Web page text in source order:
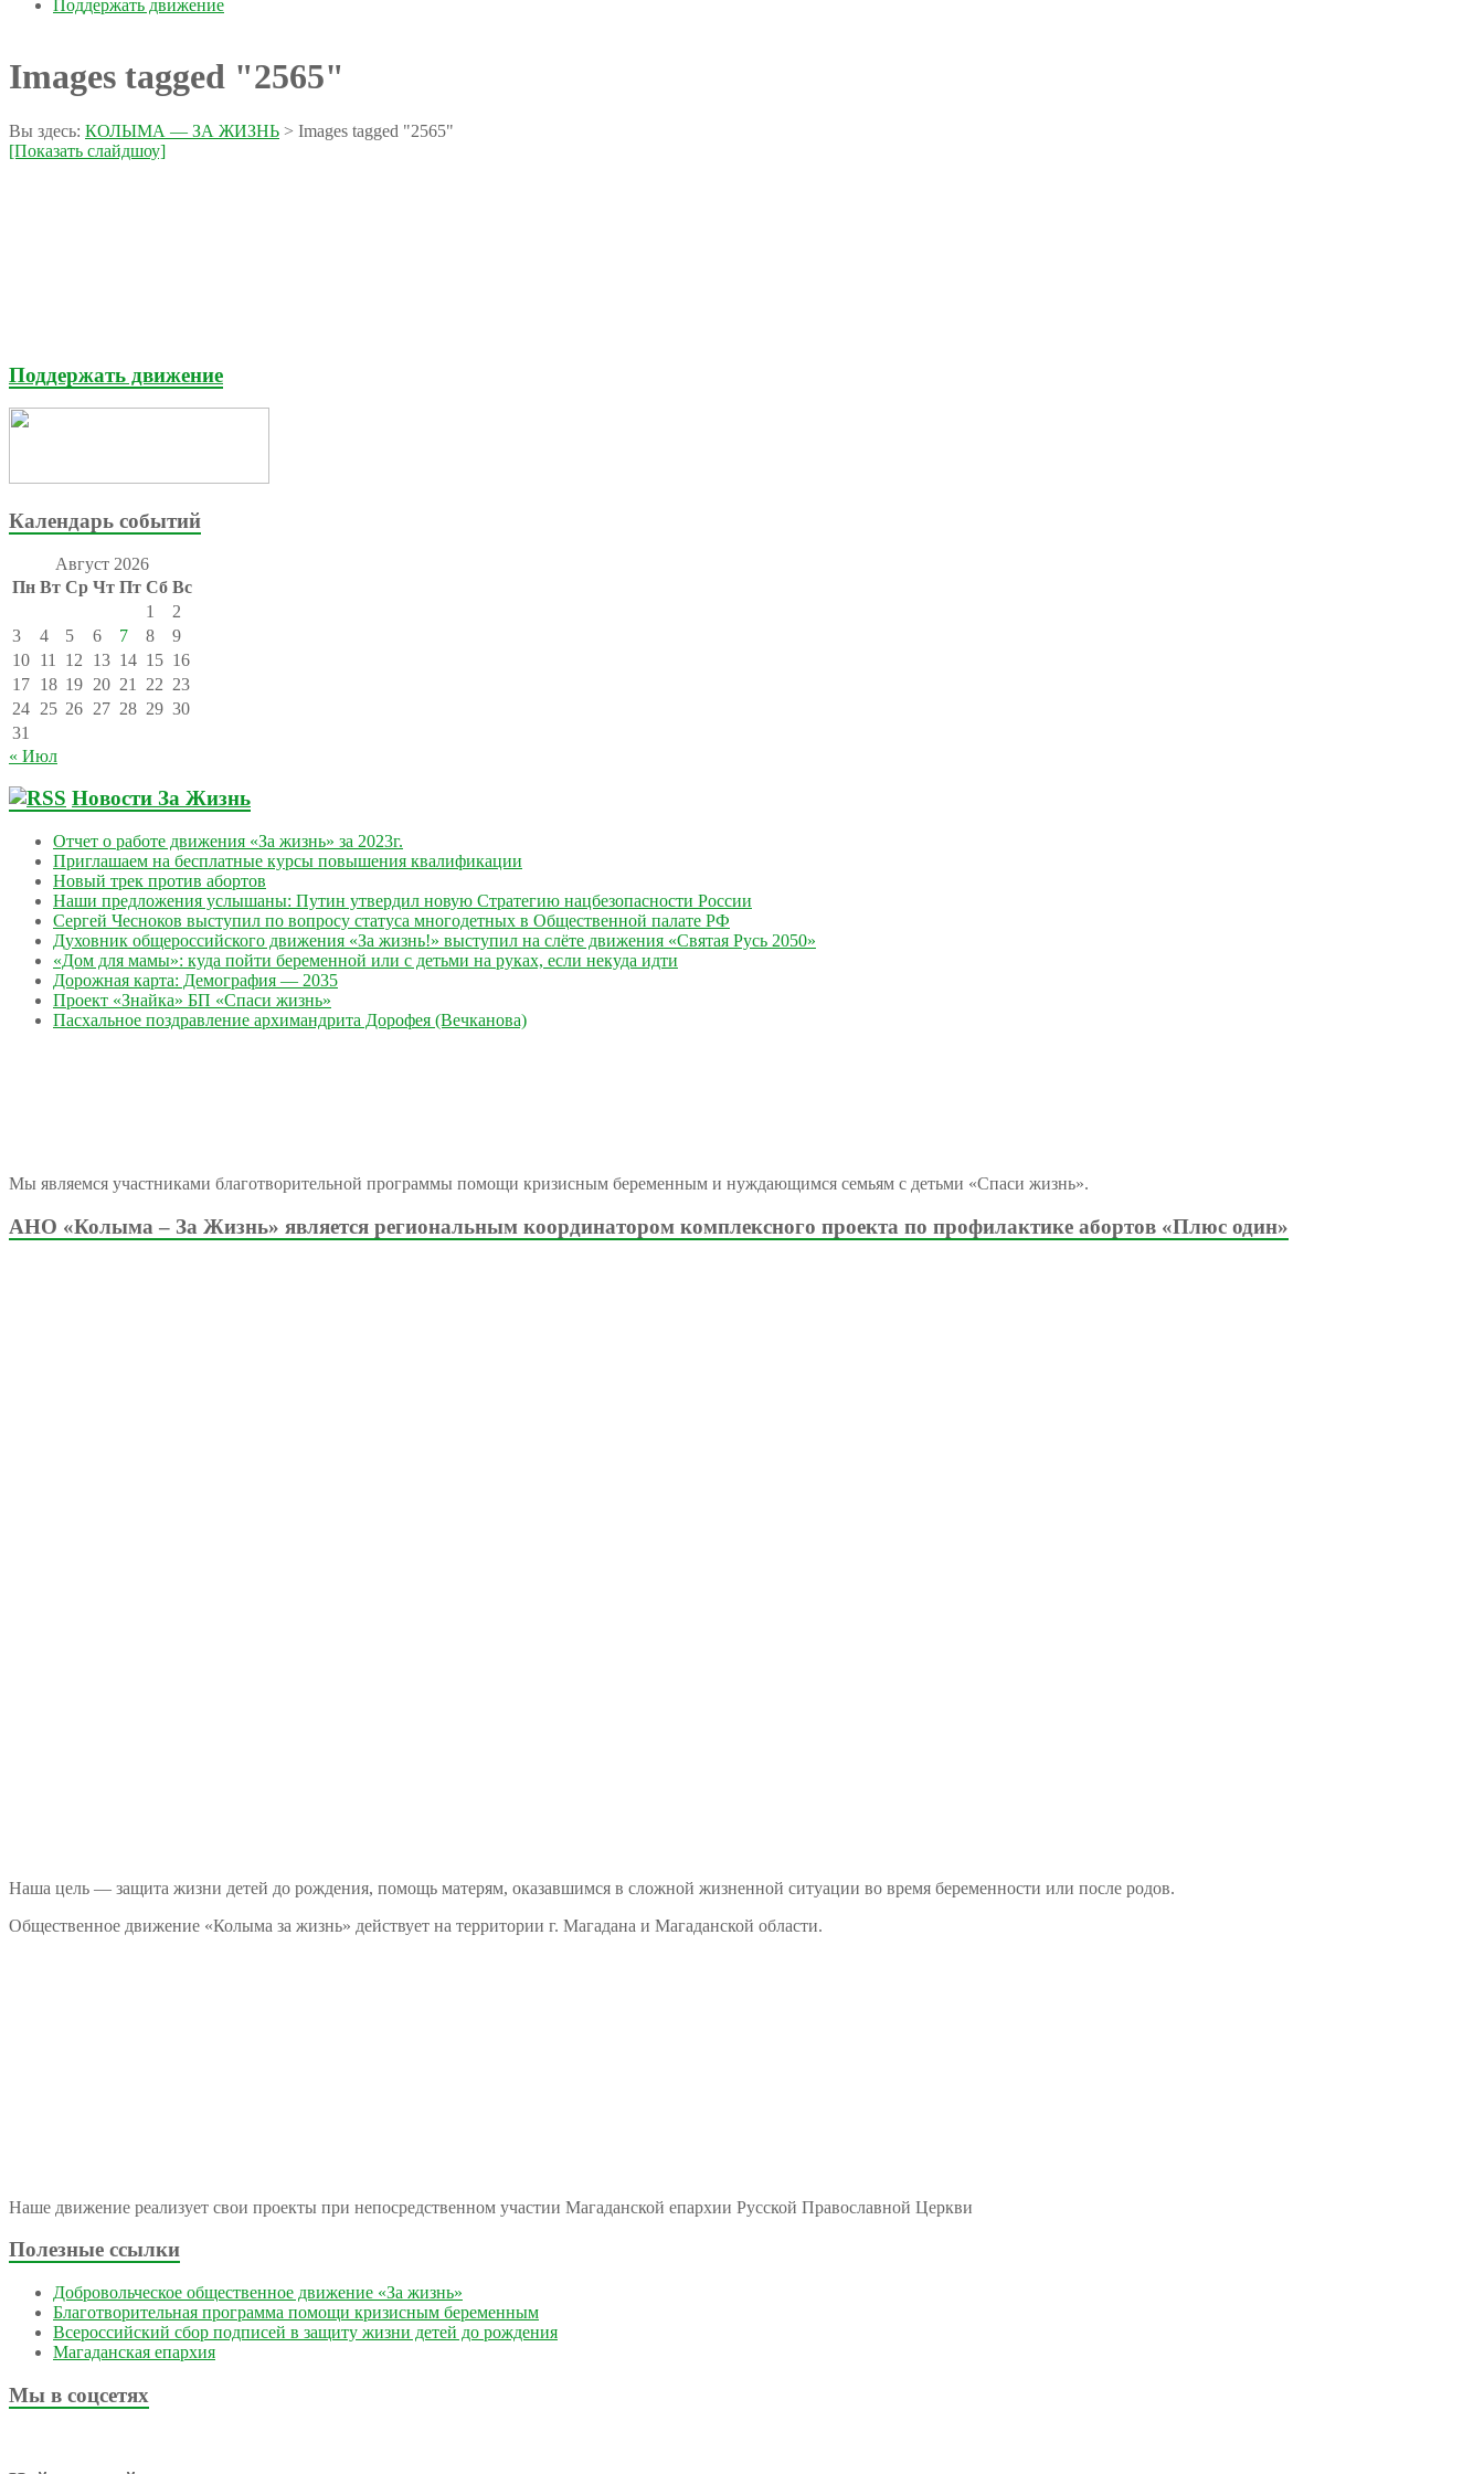
Поддержать движение
Images tagged "2565"
Вы здесь: КОЛЫМА — ЗА ЖИЗНЬ > Images tagged "2565"
[Показать слайдшоу]
Поддержать движение
Календарь событий
Август 2026
Пн Вт Ср Чт Пт Сб Вс
1
2
3
4 5 6 7 8
9
10 11 12 13 14 15 16
17 18 19 20 21 22 23
24 25 26 27 28 29 30
31
« Июл
Новости За Жизнь
Отчет о работе движения «За жизнь» за 2023г.
Приглашаем на бесплатные курсы повышения квалификации
Новый трек против абортов
Наши предложения услышаны: Путин утвердил новую Стратегию нацбезопасности России
Сергей Чесноков выступил по вопросу статуса многодетных в Общественной палате РФ
Духовник общероссийского движения «За жизнь!» выступил на слёте движения «Святая Русь 2050»
«Дом для мамы»: куда пойти беременной или с детьми на руках, если некуда идти
Дорожная карта: Демография — 2035
Проект «Знайка» БП «Спаси жизнь»
Пасхальное поздравление архимандрита Дорофея (Вечканова)
Мы являемся участниками благотворительной программы помощи кризисным беременным и нуждающимся семьям с детьми «Спаси жизнь».
АНО «Колыма – За Жизнь» является региональным координатором комплексного проекта по профилактике абортов «Плюс один»
Наша цель — защита жизни детей до рождения, помощь матерям, оказавшимся в сложной жизненной ситуации во время беременности или после родов.
Общественное движение «Колыма за жизнь» действует на территории г. Магадана и Магаданской области.
Наше движение реализует свои проекты при непосредственном участии Магаданской епархии Русской Православной Церкви
Полезные ссылки
Добровольческое общественное движение «За жизнь»
Благотворительная программа помощи кризисным беременным
Всероссийский сбор подписей в защиту жизни детей до рождения
Магаданская епархия
Мы в соцсетях